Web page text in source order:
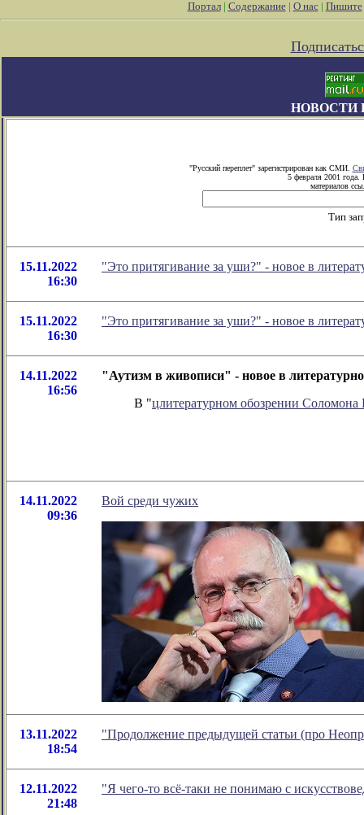
Портал| Содержание| О нас| Пишите
НОВОСТИ
"Русский переплет" зарегистрирован как СМИ.
5 февраля 2001 года.
материалов
Тип
15.11.2022
16:30
"Это притягивание за уши?" - новое в
15.11.2022
16:30
"Это притягивание за уши?" - новое в
14.11.2022
16:56
"Аутизм в живописи" - новое в
В "цлитературном обозрении
14.11.2022
09:36
Вой среди чужих
13.11.2022
18:54
"Продолжение предыдущей статьи (про
12.11.2022
21:48
"Я чего-то всё-таки не понимаю с